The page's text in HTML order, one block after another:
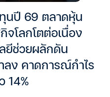
นปี 69 ตลาดหุ้น
จโลกโตต่อเนื่อง
ยีช่วยผลักดัน
ลง คาดการณ์กำไร
14%